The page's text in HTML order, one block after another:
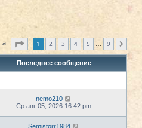
Страница из9
1 2 3 4 5 9
Последнее сообщение
nemo210
Ср авг 05, 2026 16:42 pm
Semistorr1984